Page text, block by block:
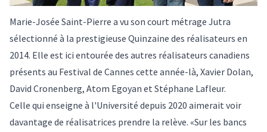
Marie-Josée Saint-Pierre a vu son court métrage Jutra
sélectionné à la prestigieuse Quinzaine des réalisateurs en
2014. Elle est ici entourée des autres réalisateurs canadiens
présents au Festival de Cannes cette année-là, Xavier Dolan,
David Cronenberg, Atom Egoyan et Stéphane Lafleur.
Celle qui enseigne à l'Université depuis 2020 aimerait voir
davantage de réalisatrices prendre la relève. «Sur les bancs